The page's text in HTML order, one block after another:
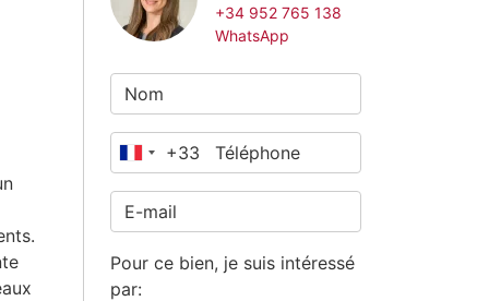
+34 952 765 138
WhatsApp
France
+33
Pour ce bien, je suis intéressé
par: